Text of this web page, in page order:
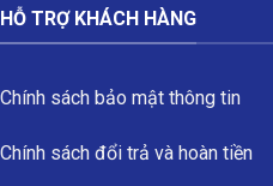
HỖ TRỢ KHÁCH HÀNG
Chính sách bảo mật thông tin
Chính sách đổi trả và hoàn tiền